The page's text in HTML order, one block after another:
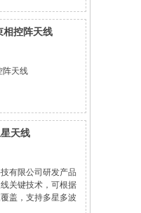
内可达
相控阵天线
阵天线
天线
有限公司研发产品
关键技术，可根据
盖，支持多星多波